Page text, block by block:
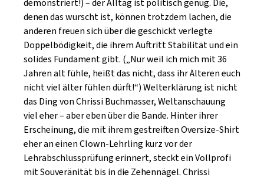
demonstriert!) – der Alltag ist politisch genug. Die,
denen das wurscht ist, können trotzdem lachen, die
anderen freuen sich über die geschickt verlegte
Doppelbödigkeit, die ihrem Auftritt Stabilität und ein
solides Fundament gibt. („Nur weil ich mich mit 36
Jahren alt fühle, heißt das nicht, dass ihr Älteren euch
nicht viel älter fühlen dürft!“) Welterklärung ist nicht
das Ding von Chrissi Buchmasser, Weltanschauung
viel eher – aber eben über die Bande. Hinter ihrer
Erscheinung, die mit ihrem gestreiften Oversize-Shirt
eher an einen Clown-Lehrling kurz vor der
Lehrabschlussprüfung erinnert, steckt ein Vollprofi
mit Souveränität bis in die Zehennägel. Chrissi